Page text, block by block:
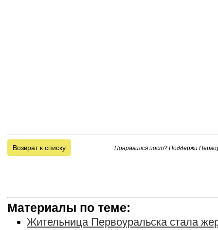
Возврат к списку Понравился пост? Поддержи
Материалы по теме:
Жительница Первоуральска стала